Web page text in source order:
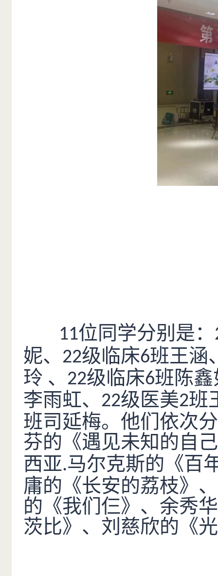
11位同学分别是：
妮、 22级临床6班王涵
玲 、 22级临床6班陈
李雨虹、 22级医美2班
班司延梅。他们依次
芬的《遇见未知的自
西亚.马尔克斯的《百
庸的《长安的荔枝》
的《我们仨》、余秀
茨比》、刘慈欣的《